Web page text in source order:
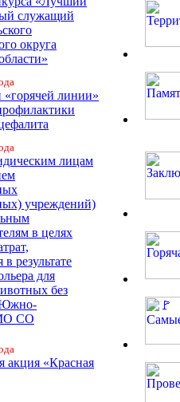
служащий
округа
линии»
лицам
учреждений)
в целях
результате
для
без
Южно-
СО
акция «Красная